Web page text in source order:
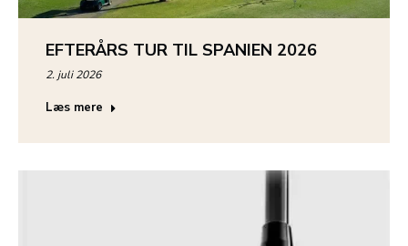
EFTERÅRS TUR TIL SPANIEN 2026
2. juli 2026
Læs mere